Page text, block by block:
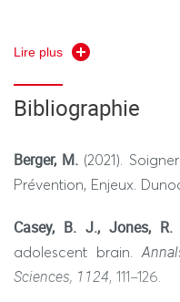
avec des situations
● Concevoir des
● Adapter sa posture
situations de tension
● Mettre en place
régulation émotionnelle,
Lire plus
Bibliographie
Berger, M. (2021).
Prévention, Enjeux.
Casey, B. J., Jones,
adolescent brain.
Sciences, 1124, 111–126.